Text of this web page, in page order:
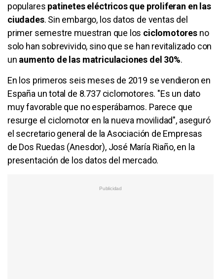
populares patinetes eléctricos que proliferan en las
ciudades. Sin embargo, los datos de ventas del
primer semestre muestran que los ciclomotores no
solo han sobrevivido, sino que se han revitalizado con
un aumento de las matriculaciones del 30%.
En los primeros seis meses de 2019 se vendieron en
España un total de 8.737 ciclomotores. "Es un dato
muy favorable que no esperábamos. Parece que
resurge el ciclomotor en la nueva movilidad", aseguró
el secretario general de la Asociación de Empresas
de Dos Ruedas (Anesdor), José María Riaño, en la
presentación de los datos del mercado.